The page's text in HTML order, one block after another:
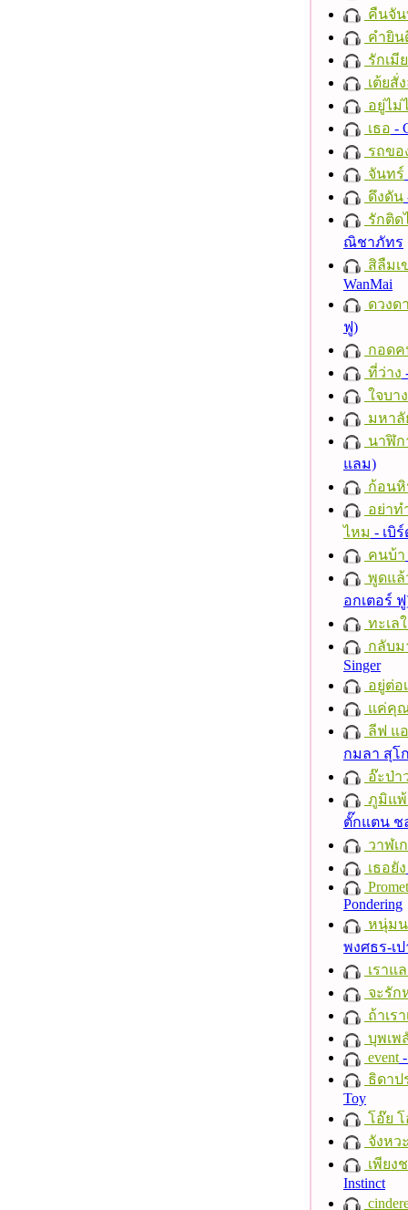
คืนจั
คำยิน
รักเมี
เต้ยสั่
อยู่ไม่
เธอ -
รถขอ
จันทร์
ดึงดัน
รักติด
ณิชาภัทร
สิลืมเ
WanMai
ดวงด
ฟู)
กอดค
ที่ว่าง
ใจบาง
มหาลั
นาฬิก
แลม)
ก้อน
อย่าท
ไหม - เบิ
คนบ้า
พูดแล้
อกเตอร์
ทะเล
กลับม
Singer
อยู่ต่อ
แค่คุ
ลีฟ แอ
กมลา สุโ
อ๊ะป่า
ภูมิแพ้
ตั๊กแตน ช
วาฬเ
เธอยัง
Pondering
หนุ่มน
พงศธร-เ
เราแ
จะรัก
ถ้าเร
บุพเพ
event
ธิดาป
Toy
โอ๊ย
จังหว
เพียง
Instinct